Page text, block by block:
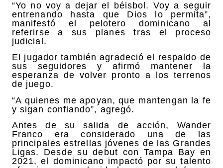
“Yo no voy a dejar el béisbol. Voy a seguir
entrenando hasta que Dios lo permita”,
manifestó el pelotero dominicano al
referirse a sus planes tras el proceso
judicial.
El jugador también agradeció el respaldo de
sus seguidores y afirmó mantener la
esperanza de volver pronto a los terrenos
de juego.
“A quienes me apoyan, que mantengan la fe
y sigan confiando”, agregó.
Antes de su salida de acción, Wander
Franco era considerado una de las
principales estrellas jóvenes de las Grandes
Ligas. Desde su debut con Tampa Bay en
2021, el dominicano impactó por su talento